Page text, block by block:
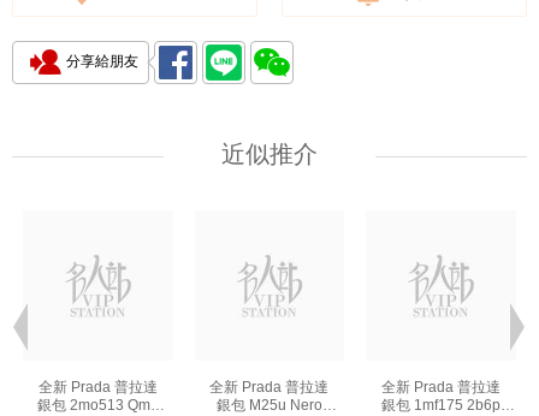
分享給朋友
近似推介
全新 Prada 普拉達
銀包 2mo513 Qme
全新 Prada 普拉達
銀包 M25u Nero
全新 Prada 普拉達
銀包 1mf175 2b6p